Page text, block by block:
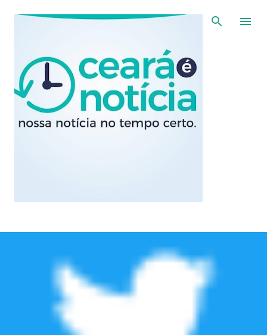
Pular para o conteúdo principal